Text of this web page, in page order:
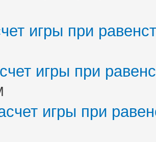
игры при
игры при
игры при